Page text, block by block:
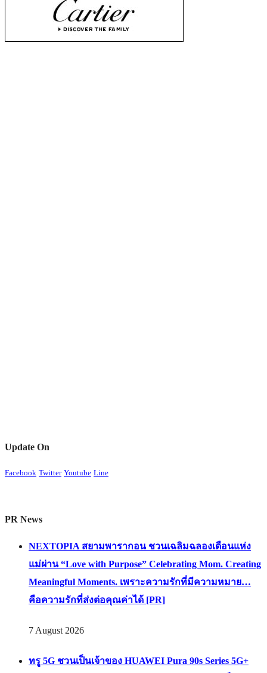
Update On
Facebook Twitter Youtube Line
PR News
NEXTOPIA สยามพารากอน ชวนเฉลิมฉลองเดือนแห่ง
แม่ผ่าน “Love with Purpose” Celebrating Mom. Creating
Meaningful Moments. เพราะความรักที่มีความหมาย…
คือความรักที่ส่งต่อคุณค่าได้ [PR]
7 August 2026
ทรู 5G ชวนเป็นเจ้าของ HUAWEI Pura 90s Series 5G+